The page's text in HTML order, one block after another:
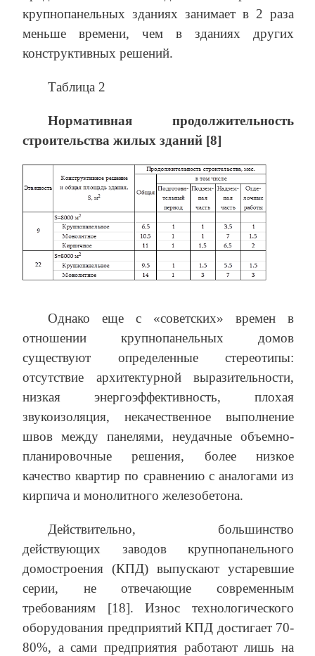
крупнопанельных зданиях занимает в 2 раза
меньше времени, чем в зданиях других
конструктивных решений.
Таблица 2
Нормативная продолжительность
строительства жилых зданий [8]
Однако еще с «советских» времен в
отношении крупнопанельных домов
существуют определенные стереотипы:
отсутствие архитектурной выразительности,
низкая энергоэффективность, плохая
звукоизоляция, некачественное выполнение
швов между панелями, неудачные объемно-
планировочные решения, более низкое
качество квартир по сравнению с аналогами из
кирпича и монолитного железобетона.
Действительно, большинство
действующих заводов крупнопанельного
домостроения (КПД) выпускают устаревшие
серии, не отвечающие современным
требованиям [18]. Износ технологического
оборудования предприятий КПД достигает 70-
80%, а сами предприятия работают лишь на